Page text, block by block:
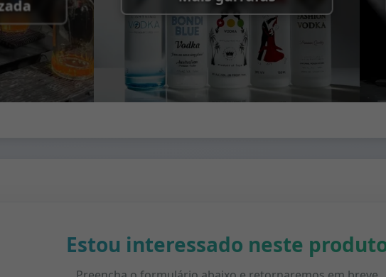
Estou interessado neste